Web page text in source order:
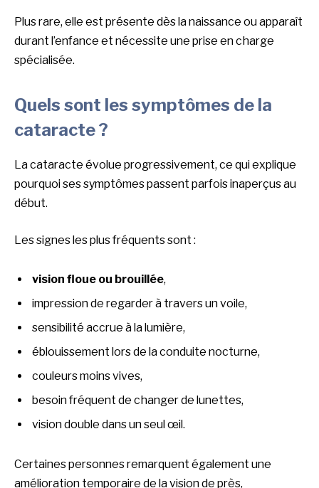
Plus rare, elle est présente dès la naissance ou apparaît
durant l’enfance et nécessite une prise en charge
spécialisée.
Quels sont les symptômes de la
cataracte ?
La cataracte évolue progressivement, ce qui explique
pourquoi ses symptômes passent parfois inaperçus au
début.
Les signes les plus fréquents sont :
vision floue ou brouillée,
impression de regarder à travers un voile,
sensibilité accrue à la lumière,
éblouissement lors de la conduite nocturne,
couleurs moins vives,
besoin fréquent de changer de lunettes,
vision double dans un seul œil.
Certaines personnes remarquent également une
amélioration temporaire de la vision de près,